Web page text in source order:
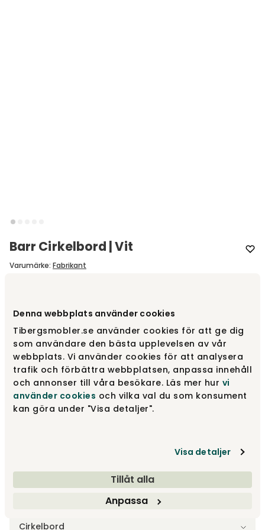
Denna webbplats använder cookies
Tibergsmobler.se använder cookies för att ge dig
som användare den bästa upplevelsen av vår
webbplats. Vi använder cookies för att analysera
trafik och förbättra webbplatsen, anpassa innehåll
och annonser till våra besökare. Läs mer hur vi
använder cookies och vilka val du som konsument
kan göra under "Visa detaljer".
Visa detaljer
Tillåt alla
Anpassa
Barr Cirkelbord | Vit
Varumärke: Fabrikant
Vit 16 590 kr
Grå 16 590 kr
Cirkelbord